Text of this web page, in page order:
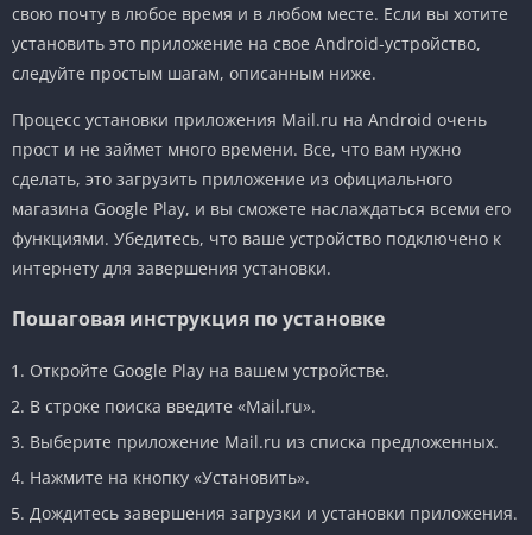
свою почту в любое время и в любом месте. Если вы хотите
установить это приложение на свое Android-устройство,
следуйте простым шагам, описанным ниже.
Процесс установки приложения Mail.ru на Android очень
прост и не займет много времени. Все, что вам нужно
сделать, это загрузить приложение из официального
магазина Google Play, и вы сможете наслаждаться всеми его
функциями. Убедитесь, что ваше устройство подключено к
интернету для завершения установки.
Пошаговая инструкция по установке
Откройте Google Play на вашем устройстве.
В строке поиска введите «Mail.ru».
Выберите приложение Mail.ru из списка предложенных.
Нажмите на кнопку «Установить».
Дождитесь завершения загрузки и установки приложения.